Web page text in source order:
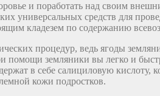
и поработать над своим
универсальных средств для
кладезем по содержанию
процедур, ведь ягоды
помощи земляники вы легко и
в себе салициловую кислоту,
кожи подростков.